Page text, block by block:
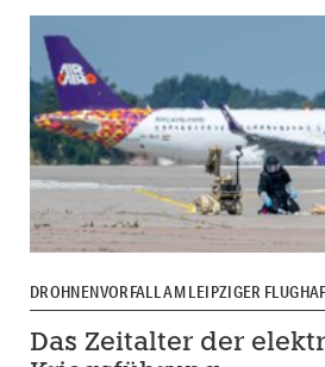
DROHNENVORFALL AM LEIPZIGER
Das Zeitalter der